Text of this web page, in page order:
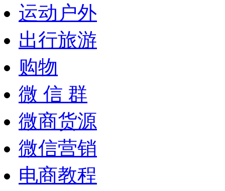
运动户外
出行旅游
购物
微 信 群
微商货源
微信营销
电商教程